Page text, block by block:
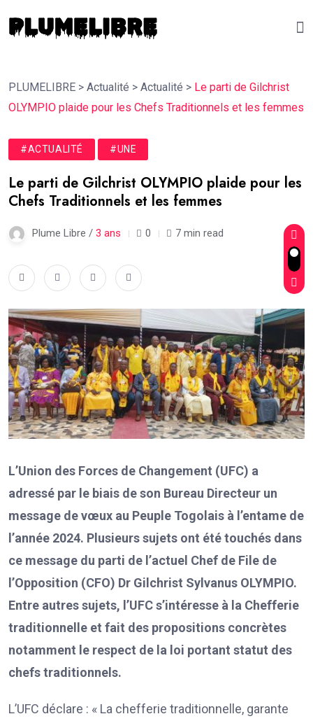
PLUMELIBRE > Actualité > Actualité > Le parti de Gilchrist
OLYMPIO plaide pour les Chefs Traditionnels et les femmes
#ACTUALITÉ #UNE
Le parti de Gilchrist OLYMPIO plaide pour les
Chefs Traditionnels et les femmes
Plume Libre / 3 ans 0 7 min read
L’Union des Forces de Changement (UFC) a
adressé par le biais de son Bureau Directeur un
message de vœux au Peuple Togolais à l’entame de
l’année 2024. Plusieurs sujets ont été touchés dans
ce message du parti de l’actuel Chef de File de
l’Opposition (CFO) Dr Gilchrist Sylvanus OLYMPIO.
Entre autres sujets, l’UFC s’intéresse à la Chefferie
traditionnelle et fait des propositions concrètes
notamment le respect de la loi portant statut des
chefs traditionnels.
L’UFC déclare : « La chefferie traditionnelle, garante